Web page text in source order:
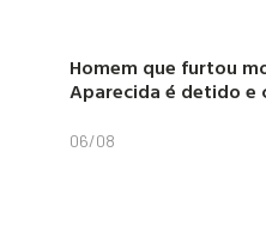
Homem que furtou
Aparecida é detido
06/08